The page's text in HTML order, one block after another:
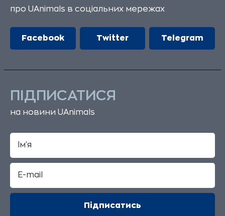
про UAnimals в соціальних мережах
Facebook Twitter Telegram
ПІДПИСАТИСЯ
на новини UAnimals